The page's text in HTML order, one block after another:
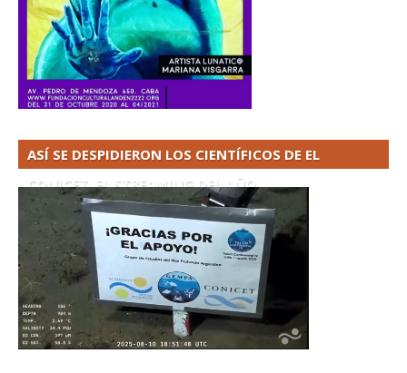
ASÍ SE DESPIDIERON LOS CIENTÍFICOS DE EL
CONICET. EL STREAMING DEL AÑO